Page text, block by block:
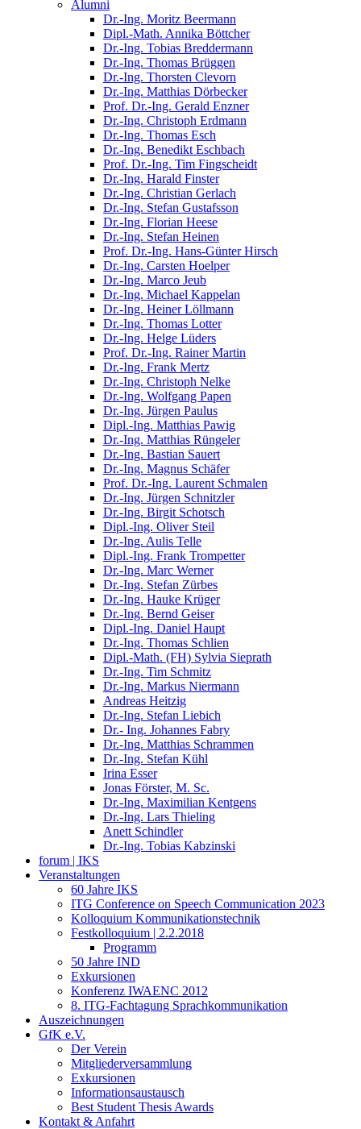
Alumni
Dr.-Ing. Moritz Beermann
Dipl.-Math. Annika Böttcher
Dr.-Ing. Tobias Breddermann
Dr.-Ing. Thomas Brüggen
Dr.-Ing. Thorsten Clevorn
Dr.-Ing. Matthias Dörbecker
Prof. Dr.-Ing. Gerald Enzner
Dr.-Ing. Christoph Erdmann
Dr.-Ing. Thomas Esch
Dr.-Ing. Benedikt Eschbach
Prof. Dr.-Ing. Tim Fingscheidt
Dr.-Ing. Harald Finster
Dr.-Ing. Christian Gerlach
Dr.-Ing. Stefan Gustafsson
Dr.-Ing. Florian Heese
Dr.-Ing. Stefan Heinen
Prof. Dr.-Ing. Hans-Günter Hirsch
Dr.-Ing. Carsten Hoelper
Dr.-Ing. Marco Jeub
Dr.-Ing. Michael Kappelan
Dr.-Ing. Heiner Löllmann
Dr.-Ing. Thomas Lotter
Dr.-Ing. Helge Lüders
Prof. Dr.-Ing. Rainer Martin
Dr.-Ing. Frank Mertz
Dr.-Ing. Christoph Nelke
Dr.-Ing. Wolfgang Papen
Dr.-Ing. Jürgen Paulus
Dipl.-Ing. Matthias Pawig
Dr.-Ing. Matthias Rüngeler
Dr.-Ing. Bastian Sauert
Dr.-Ing. Magnus Schäfer
Prof. Dr.-Ing. Laurent Schmalen
Dr.-Ing. Jürgen Schnitzler
Dr.-Ing. Birgit Schotsch
Dipl.-Ing. Oliver Steil
Dr.-Ing. Aulis Telle
Dipl.-Ing. Frank Trompetter
Dr.-Ing. Marc Werner
Dr.-Ing. Stefan Zürbes
Dr.-Ing. Hauke Krüger
Dr.-Ing. Bernd Geiser
Dipl.-Ing. Daniel Haupt
Dr.-Ing. Thomas Schlien
Dipl.-Math. (FH) Sylvia Sieprath
Dr.-Ing. Tim Schmitz
Dr.-Ing. Markus Niermann
Andreas Heitzig
Dr.-Ing. Stefan Liebich
Dr.- Ing. Johannes Fabry
Dr.-Ing. Matthias Schrammen
Dr.-Ing. Stefan Kühl
Irina Esser
Jonas Förster, M. Sc.
Dr.-Ing. Maximilian Kentgens
Dr.-Ing. Lars Thieling
Anett Schindler
Dr.-Ing. Tobias Kabzinski
forum | IKS
Veranstaltungen
60 Jahre IKS
ITG Conference on Speech Communication 2023
Kolloquium Kommunikationstechnik
Festkolloquium | 2.2.2018
Programm
50 Jahre IND
Exkursionen
Konferenz IWAENC 2012
8. ITG-Fachtagung Sprachkommunikation
Auszeichnungen
GfK e.V.
Der Verein
Mitgliederversammlung
Exkursionen
Informationsaustausch
Best Student Thesis Awards
Kontakt & Anfahrt